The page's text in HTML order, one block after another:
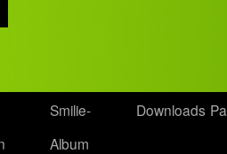
Smilie-
Album
Downloads